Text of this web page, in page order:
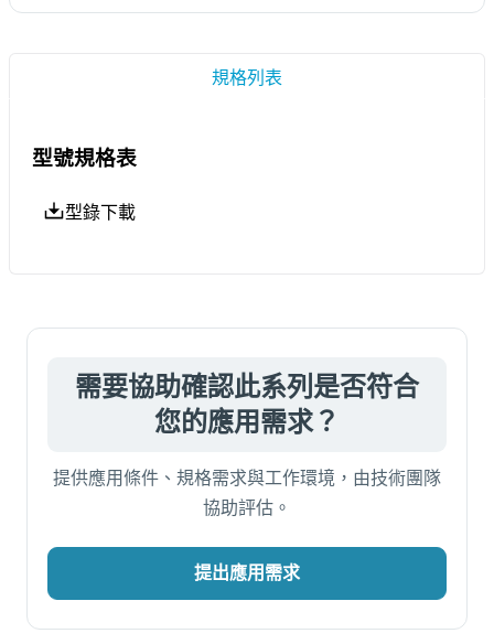
規格列表
型號規格表
型錄下載
需要協助確認此系列是否符合
您的應用需求？
提供應用條件、規格需求與工作環境，由技術團隊
協助評估。
提出應用需求